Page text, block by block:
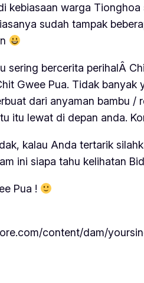
kebiasaan warga
sudah tampak
sering bercerita perihalÂ
Gwee Pua. Tidak banyak
dari anyaman bambu
itu lewat di depan anda.
kalau Anda tertarik
ini siapa tahu kelihatan
Pua !
content/dam/